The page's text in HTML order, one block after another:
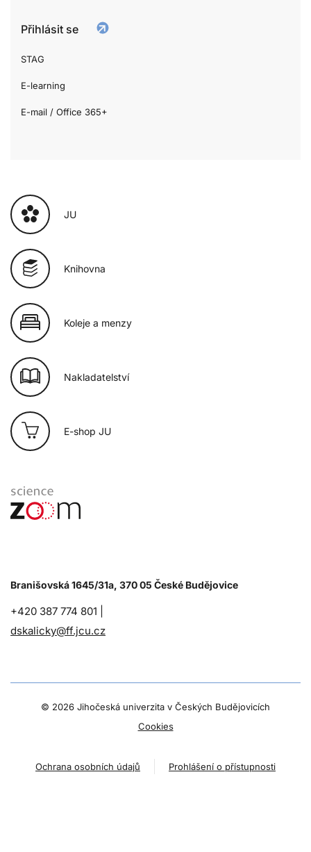
Přihlásit se
STAG
E-learning
E-mail / Office 365+
JU
Knihovna
Koleje a menzy
Nakladatelství
E-shop JU
Branišovská 1645/31a, 370 05 České Budějovice
+420 387 774 801 |
dskalicky@ff.jcu.cz
© 2026 Jihočeská univerzita v Českých Budějovicích
Cookies
Ochrana osobních údajů Prohlášení o přístupnosti